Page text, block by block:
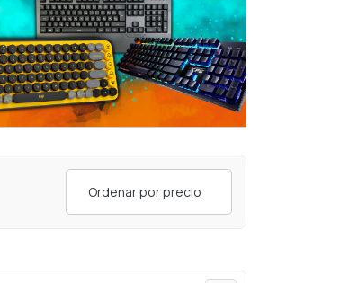
Ordenar por precio